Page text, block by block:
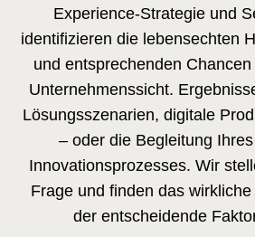
Experience-Strategie und
identifizieren die lebensechten
und entsprechenden
Unternehmenssicht.
Lösungsszenarien, digitale
– oder die Begleitung
Innovationsprozesses. Wir
Frage und finden das
der entscheidende